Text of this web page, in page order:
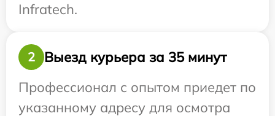
Infratech.
2
Выезд курьера за 35 минут
Профессионал с опытом приедет по
указанному адресу для осмотра